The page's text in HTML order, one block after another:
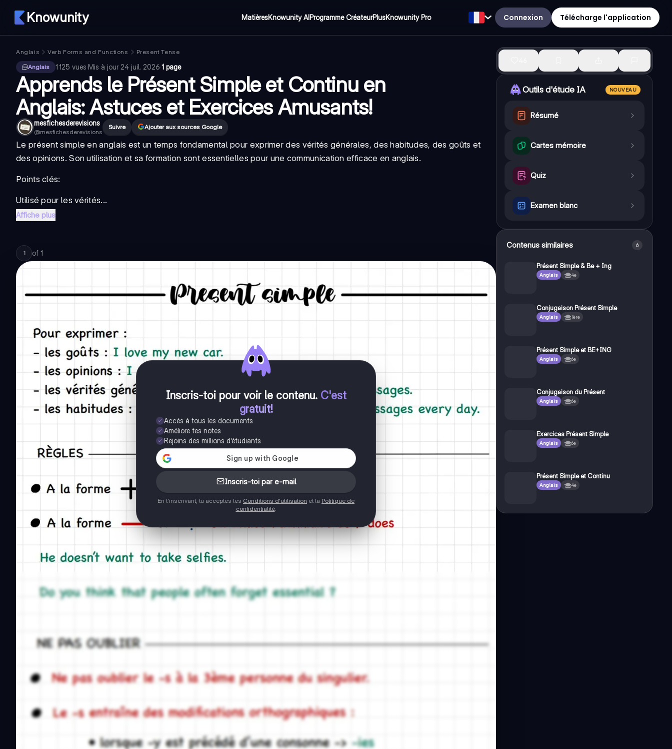
Knowunity MatièresKnowunity AIProgramme CréateurPlusKnowunity Pro Connexion Télécharge l'application
Anglais Verb Forms and Functions
Present Tense
Anglais
1 125 vues·Mis à jour 24 juil. 2026·1 page
Apprends le Présent Simple et Continu en
Anglais: Astuces et Exercices Amusants!
mesfichesderevisions
@mesfichesderevisions
Suivre Ajouter aux sources Google
Le présent simple en anglais est un temps fondamental pour exprimer des vérités générales, des habitudes, des goûts et
des opinions. Son utilisation et sa formation sont essentielles pour une communication efficace en anglais.
Points clés:
Utilisé pour les vérités...
Affiche plus
1 of 1
Inscris-toi pour voir le contenu. C'est
gratuit!
Accès à tous les documents
Améliore tes notes
Rejoins des millions d'étudiants
Inscris-toi par e-mail
En t'inscrivant, tu acceptes les Conditions d'utilisation et la Politique de
confidentialité.
Outils d'étude IA NOUVEAU
Résumé
Cartes mémoire
Quiz
Examen blanc
Contenus similaires 6
Présent Simple & Be + Ing
Anglais 4e
Conjugaison Présent Simple
Anglais 1ère
Présent Simple et BE+ING
Anglais 6e
Conjugaison du Présent
Anglais 6e
Exercices Présent Simple
Anglais 6e
Présent Simple et Continu
Anglais 4e